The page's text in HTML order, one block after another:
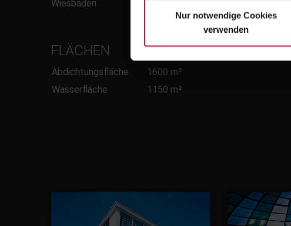
Nur notwendige Cookies
verwenden
Wiesbaden
FLÄCHEN
Abdichtungsfläche
1600 m²
Wasserfläche
1150 m²